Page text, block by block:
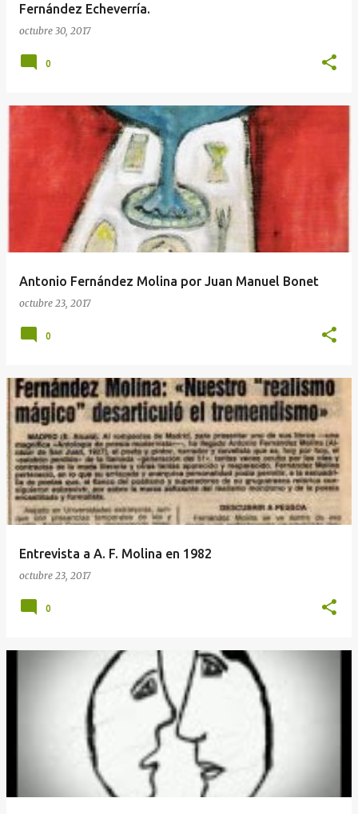
Fernández Echeverría.
octubre 30, 2017
0
Antonio Fernández Molina por Juan Manuel Bonet
octubre 23, 2017
0
Entrevista a A. F. Molina en 1982
octubre 23, 2017
0